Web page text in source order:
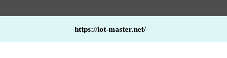
https://iot-master.net/